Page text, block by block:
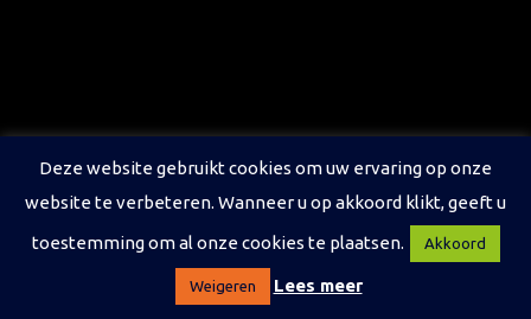
Deze website gebruikt cookies om uw ervaring op onze
website te verbeteren. Wanneer u op akkoord klikt, geeft u
toestemming om al onze cookies te plaatsen.
Akkoord
Weigeren Lees meer